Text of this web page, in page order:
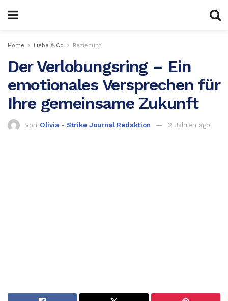
Home Liebe & Co Beziehung
Der Verlobungsring – Ein
emotionales Versprechen für
Ihre gemeinsame Zukunft
von Olivia - Strike Journal Redaktion 2 Jahren ago